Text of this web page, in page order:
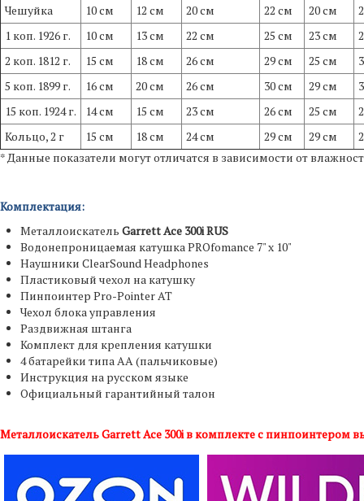
Чешуйка
10 см 12 см 20 см 22 см 20 см
1 коп. 1926 г.
10 см 13 см 22 см 25 см 23 см
2 коп. 1812 г.
15 см 18 см 26 см 29 см 25 см
5 коп. 1899 г.
16 см 20 см 26 см 30 см 29 см
15 коп. 1924 г.
14 см 15 см 23 см 26 см 25 см
Кольцо, 2 г
15 см 18 см 24 см 29 см 29 см
* Данные показатели могут отличатся в зависимости от
Комплектация:
Металлоискатель Garrett Ace 300i RUS
Водонепроницаемая катушка PROfomance 7" x 10"
Наушники ClearSound Headphones
Пластиковый чехол на катушку
Пинпоинтер Pro-Pointer AT
Чехол блока управления
Раздвижная штанга
Комплект для крепления катушки
4 батарейки типа АА (пальчиковые)
Инструкция на русском языке
Официальный гарантийный талон
Металлоискатель Garrett Ace 300i в комплекте с пинпоинтером